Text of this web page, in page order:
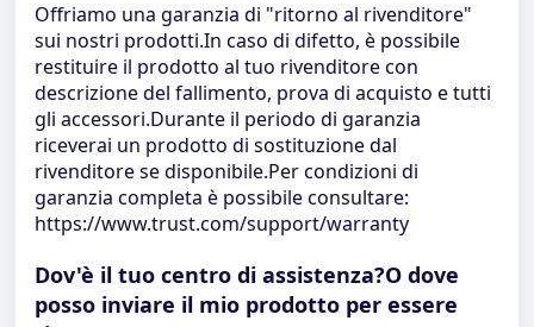
Offriamo una garanzia di "ritorno al rivenditore"
sui nostri prodotti.In caso di difetto, è possibile
restituire il prodotto al tuo rivenditore con
descrizione del fallimento, prova di acquisto e tutti
gli accessori.Durante il periodo di garanzia
riceverai un prodotto di sostituzione dal
rivenditore se disponibile.Per condizioni di
garanzia completa è possibile consultare:
https://www.trust.com/support/warranty
Dov'è il tuo centro di assistenza?O dove
posso inviare il mio prodotto per essere